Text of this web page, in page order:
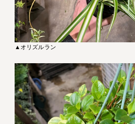
▲オリズルラン